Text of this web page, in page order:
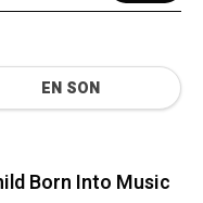
EN SON
Born Into Music